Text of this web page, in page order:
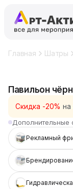
Главная Шатры
Павильон
Скидка -20% на
Дополнительные
Рекламный